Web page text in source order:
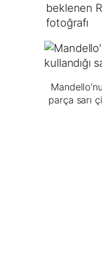
beklenen
fotoğrafı
parça sarı